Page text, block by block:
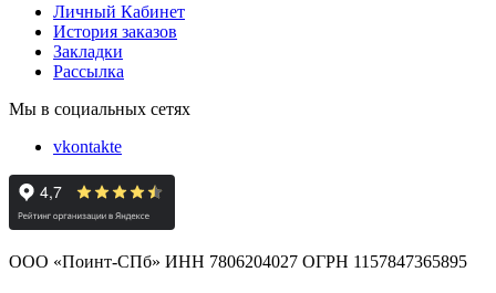
Личный Кабинет
История заказов
Закладки
Рассылка
Мы в социальных сетях
vkontakte
ООО «Поинт-СПб» ИНН 7806204027 ОГРН 1157847365895